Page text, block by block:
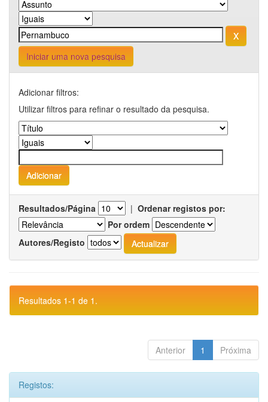
Iniciar uma nova pesquisa
Adicionar filtros:
Utilizar filtros para refinar o resultado da pesquisa.
Resultados/Página | Ordenar registos por:
Por ordem
Autores/Registo
Resultados 1-1 de 1.
Anterior 1 Próxima
Registos: